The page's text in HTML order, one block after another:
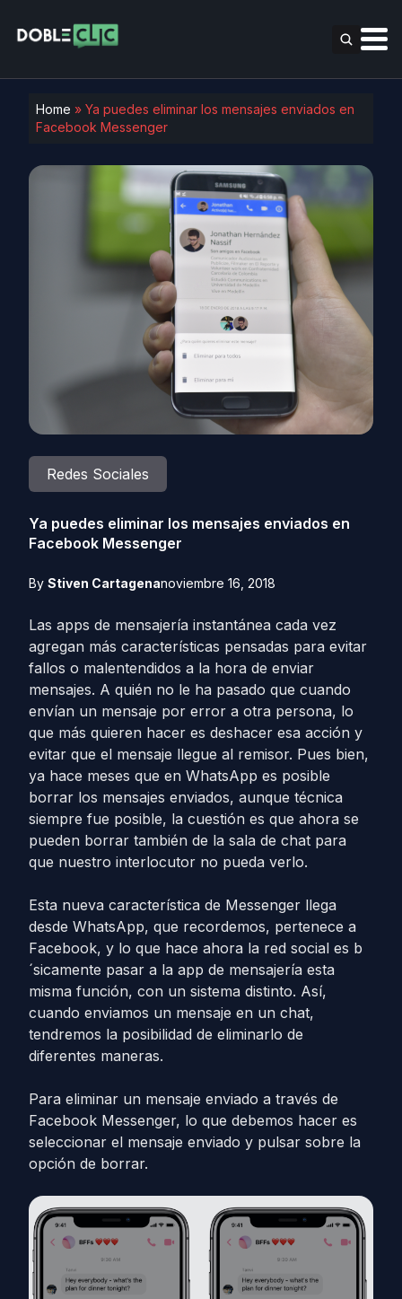
Home » Ya puedes eliminar los mensajes enviados en
Facebook Messenger
Redes Sociales
Ya puedes eliminar los mensajes enviados en
Facebook Messenger
By Stiven Cartagenanoviembre 16, 2018
Las apps de mensajería instantánea cada vez
agregan más características pensadas para evitar
fallos o malentendidos a la hora de enviar
mensajes. A quién no le ha pasado que cuando
envían un mensaje por error a otra persona, lo
que más quieren hacer es deshacer esa acción y
evitar que el mensaje llegue al remisor. Pues bien,
ya hace meses que en WhatsApp es posible
borrar los mensajes enviados, aunque técnica
siempre fue posible, la cuestión es que ahora se
pueden borrar también de la sala de chat para
que nuestro interlocutor no pueda verlo.
Esta nueva característica de Messenger llega
desde WhatsApp, que recordemos, pertenece a
Facebook, y lo que hace ahora la red social es b
´sicamente pasar a la app de mensajería esta
misma función, con un sistema distinto. Así,
cuando enviamos un mensaje en un chat,
tendremos la posibilidad de eliminarlo de
diferentes maneras.
Para eliminar un mensaje enviado a través de
Facebook Messenger, lo que debemos hacer es
seleccionar el mensaje enviado y pulsar sobre la
opción de borrar.